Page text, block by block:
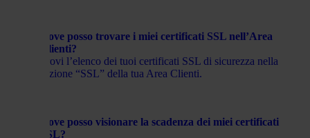
Dove posso trovare i miei certificati SSL nell’Area
Clienti?
Trovi l’elenco dei tuoi certificati SSL di sicurezza nella
sezione “SSL” della tua Area Clienti.
Dove posso visionare la scadenza dei miei certificati
SSL?